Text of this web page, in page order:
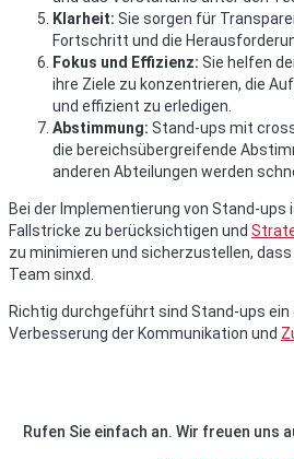
Klarheit: Sie sorgen für
Fortschritt und die
Fokus und Effizienz: Sie helfen
ihre Ziele zu konzentrieren, die
und effizient zu erledigen.
Abstimmung: Stand-ups mit
die bereichsübergreifende
anderen Abteilungen werden
Bei der Implementierung von Stand-
Fallstricke zu berücksichtigen und
zu minimieren und sicherzustellen,
Team sinxd.
Richtig durchgeführt sind Stand-ups
Verbesserung der Kommunikation und
Rufen Sie einfach an. Wir freuen uns